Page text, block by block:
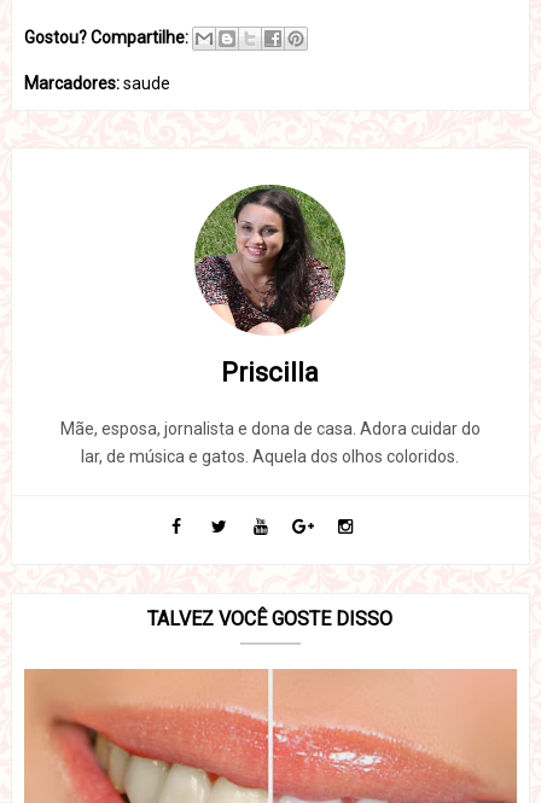
Gostou? Compartilhe:
Marcadores:saude
Priscilla
Mãe, esposa, jornalista e dona de casa. Adora cuidar do
lar, de música e gatos. Aquela dos olhos coloridos.
TALVEZ VOCÊ GOSTE DISSO